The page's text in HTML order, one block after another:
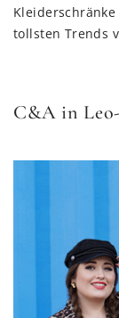
tollsten Trends
C&A in